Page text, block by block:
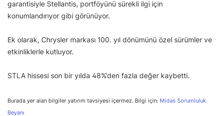
garantisiyle Stellantis, portföyünü sürekli ilgi için
konumlandırıyor gibi görünüyor.
Ek olarak, Chrysler markası 100. yıl dönümünü özel sürümler ve
etkinliklerle kutluyor.
STLA hissesi son bir yılda 48%’den fazla değer kaybetti.
Burada yer alan bilgiler yatırım tavsiyesi içermez. Bilgi için: Midas Sorumluluk
Beyanı